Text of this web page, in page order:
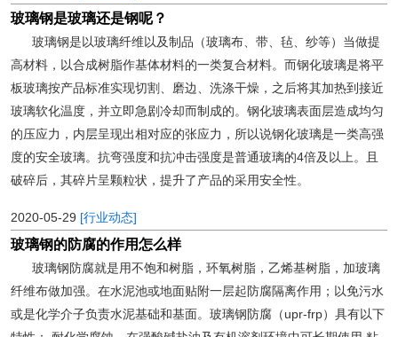
玻璃钢是玻璃还是钢呢？
玻璃钢是以玻璃纤维以及制品（玻璃布、带、毡、纱等）当做提
高材料，以合成树脂作基体材料的一类复合材料。而钢化玻璃是将平
板玻璃按产品标准实现切割、磨边、洗涤干燥，之后将其加热到接近
玻璃软化温度，并立即急剧冷却而制成的。钢化玻璃表面层造成均匀
的压应力，内层呈现出相对应的张应力，所以说钢化玻璃是一类高强
度的安全玻璃。抗弯强度和抗冲击强度是普通玻璃的4倍及以上。且
破碎后，其碎片呈颗粒状，提升了产品的采用安全性。
2020-05-29 [行业动态]
玻璃钢的防腐的作用怎么样
玻璃钢防腐就是用不饱和树脂，环氧树脂，乙烯基树脂，加玻璃
纤维布做加强。在水泥池或地面贴附一层起防腐隔离作用；以免污水
或是化学介子负责水泥基础和基面。玻璃钢防腐（upr-frp）具有以下